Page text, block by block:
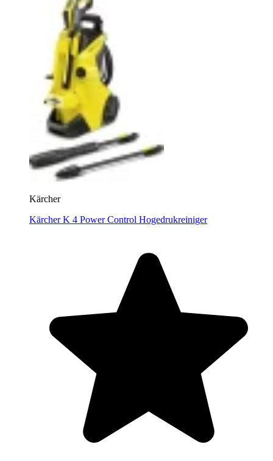
Kärcher
Kärcher K 4 Power Control Hogedrukreiniger